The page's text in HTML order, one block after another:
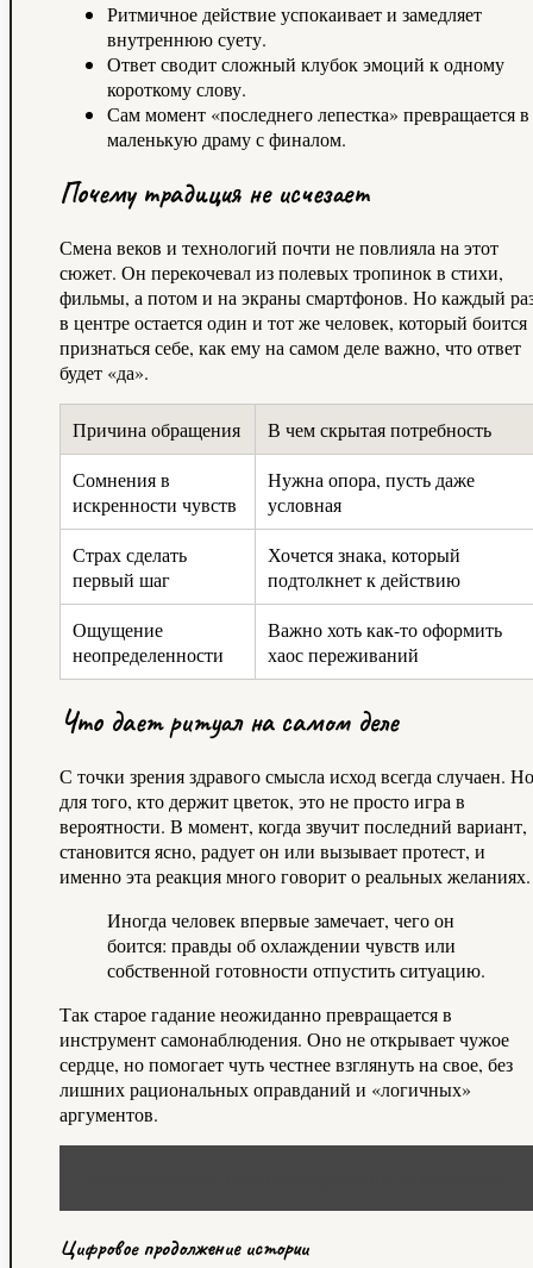
Ритмичное действие успокаивает и замедляет
внутреннюю суету.
Ответ сводит сложный клубок эмоций к одному
короткому слову.
Сам момент «последнего лепестка» превращается в
маленькую драму с финалом.
Почему традиция не исчезает
Смена веков и технологий почти не повлияла на этот
сюжет. Он перекочевал из полевых тропинок в стихи,
фильмы, а потом и на экраны смартфонов. Но каждый
в центре остается один и тот же человек, который боится
признаться себе, как ему на самом деле важно, что ответ
будет «да».
Причина обращения
В чем скрытая потребность
Сомнения в
искренности чувств
Нужна опора, пусть даже
условная
Страх сделать
первый шаг
Хочется знака, который
подтолкнет к действию
Ощущение
неопределенности
Важно хоть как-то оформить
хаос переживаний
Что дает ритуал на самом деле
С точки зрения здравого смысла исход всегда случаен. Но
для того, кто держит цветок, это не просто игра в
вероятности. В момент, когда звучит последний вариант,
становится ясно, радует он или вызывает протест, и
именно эта реакция много говорит о реальных желаниях.
Иногда человек впервые замечает, чего он
боится: правды об охлаждении чувств или
собственной готовности отпустить ситуацию.
Так старое гадание неожиданно превращается в
инструмент самонаблюдения. Оно не открывает чужое
сердце, но помогает чуть честнее взглянуть на свое, без
лишних рациональных оправданий и «логичных»
аргументов.
Цифровое продолжение истории